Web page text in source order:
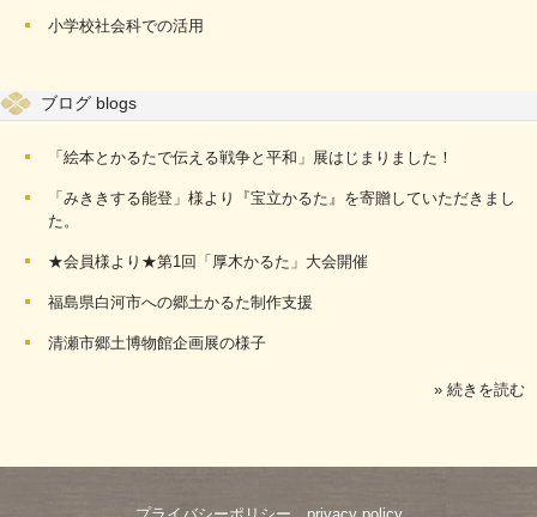
小学校社会科での活用
ブログ blogs
「絵本とかるたで伝える戦争と平和」展はじまりました！
「みききする能登」様より『宝立かるた』を寄贈していただきまし
た。
★会員様より★第1回「厚木かるた」大会開催
福島県白河市への郷土かるた制作支援
清瀬市郷土博物館企画展の様子
» 続きを読む